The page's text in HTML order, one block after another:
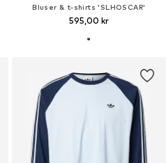
Bluser & t-shirts 'SLHOSCAR'
595,00 kr